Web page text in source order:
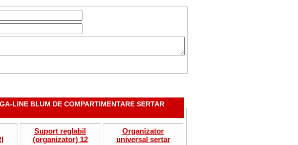
LINE BLUM DE COMPARTIMENTARE SERTAR
Suport reglabil
(organizator) 12
Organizator
universal sertar